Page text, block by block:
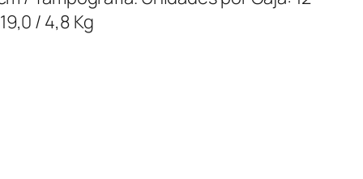
/ 4,8 Kg